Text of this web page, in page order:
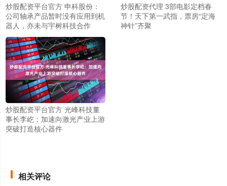
炒股配资平台官方 申科股份：
公司轴承产品暂时没有应用到机
器人，亦未与宇树科技合作
炒股配资代理 3部电影定档春
节！天下第一武指，票房“定海
神针”齐聚
炒股配资平台官方 光峰科技董
事长李屹：加速向激光产业上游
突破打造核心器件
相关评论